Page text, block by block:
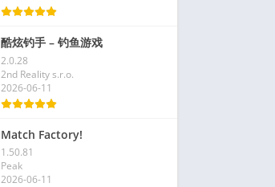
酷炫钓手 – 钓鱼游戏
2.0.28
2nd Reality s.r.o.
2026-06-11
Match Factory!
1.50.81
Peak
2026-06-11